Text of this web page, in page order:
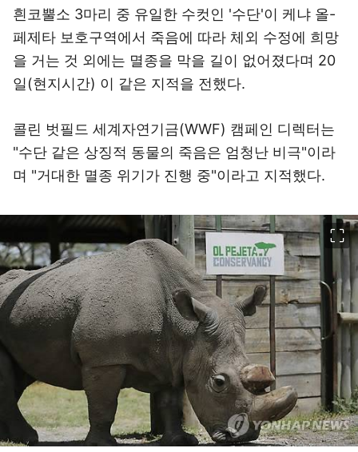
흰코뿔소 3마리 중 유일한 수컷인 '수단'이 케냐 올-
페제타 보호구역에서 죽음에 따라 체외 수정에 희망
을 거는 것 외에는 멸종을 막을 길이 없어졌다며 20
일(현지시간) 이 같은 지적을 전했다.
콜린 벗필드 세계자연기금(WWF) 캠페인 디렉터는
"수단 같은 상징적 동물의 죽음은 엄청난 비극"이라
며 "거대한 멸종 위기가 진행 중"이라고 지적했다.